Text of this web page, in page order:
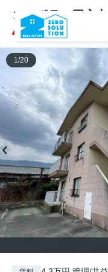
コーポラス田主
4.3万円
1/20